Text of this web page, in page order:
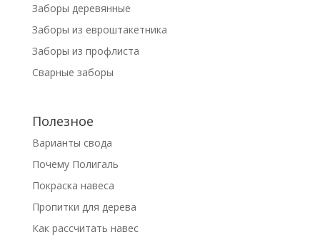
Заборы деревянные
Заборы из евроштакетника
Заборы из профлиста
Сварные заборы
Полезное
Варианты свода
Почему Полигаль
Покраска навеса
Пропитки для дерева
Как рассчитать навес